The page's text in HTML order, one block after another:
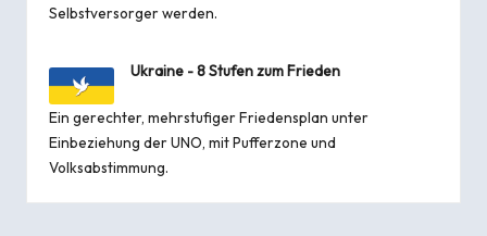
Selbstversorger werden.
Ukraine - 8 Stufen zum Frieden
Ein gerechter, mehrstufiger Friedensplan unter
Einbeziehung der UNO, mit Pufferzone und
Volksabstimmung.